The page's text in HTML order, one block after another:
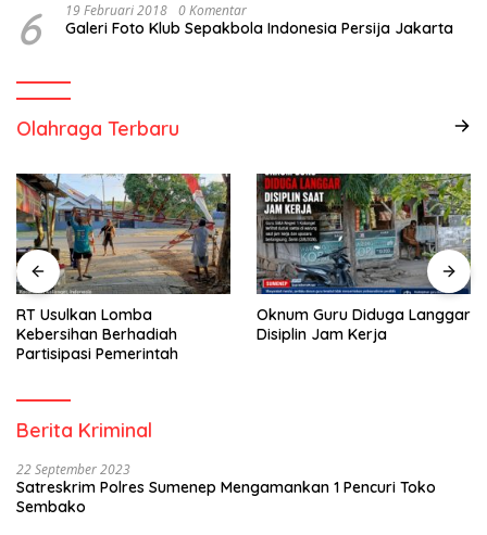
6 19 Februari 2018 0 Komentar
Galeri Foto Klub Sepakbola Indonesia Persija Jakarta
Olahraga Terbaru
RT Usulkan Lomba
Kebersihan Berhadiah
Partisipasi Pemerintah
Oknum Guru Diduga Langgar
Disiplin Jam Kerja
Berita Kriminal
22 September 2023
Satreskrim Polres Sumenep Mengamankan 1 Pencuri Toko
Sembako